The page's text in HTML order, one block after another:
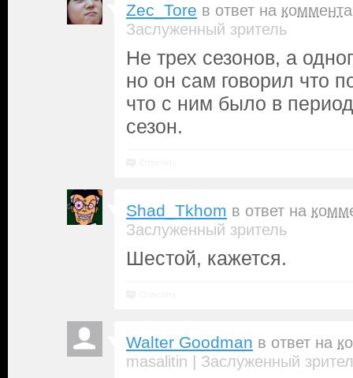
Zec_Tore в ответ на
Заслуженный зритель
Не трех сезонов, а
но он сам говорил что
что с ним было в
сезон.
Shad_Tkhom в ответ на
Заслуженный зритель
Шестой, кажется.
Walter Goodman в ответ на
masalitin | Заслуженный